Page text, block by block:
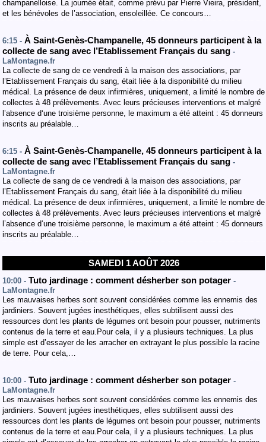
champanelloise. La journée était, comme prévu par Pierre Vieira, président,
et les bénévoles de l’association, ensoleillée. Ce concours…
6:15 - À Saint-Genès-Champanelle, 45 donneurs participent à la
collecte de sang avec l’Etablissement Français du sang -
LaMontagne.fr
La collecte de sang de ce vendredi à la maison des associations, par
l’Etablissement Français du sang, était liée à la disponibilité du milieu
médical. La présence de deux infirmières, uniquement, a limité le nombre de
collectes à 48 prélèvements. Avec leurs précieuses interventions et malgré
l’absence d‘une troisième personne, le maximum a été atteint : 45 donneurs
inscrits au préalable…
6:15 - À Saint-Genès-Champanelle, 45 donneurs participent à la
collecte de sang avec l’Etablissement Français du sang -
LaMontagne.fr
La collecte de sang de ce vendredi à la maison des associations, par
l’Etablissement Français du sang, était liée à la disponibilité du milieu
médical. La présence de deux infirmières, uniquement, a limité le nombre de
collectes à 48 prélèvements. Avec leurs précieuses interventions et malgré
l’absence d‘une troisième personne, le maximum a été atteint : 45 donneurs
inscrits au préalable…
SAMEDI 1 AOÛT 2026
10:00 - Tuto jardinage : comment désherber son potager -
LaMontagne.fr
Les mauvaises herbes sont souvent considérées comme les ennemis des
jardiniers. Souvent jugées inesthétiques, elles subtilisent aussi des
ressources dont les plants de légumes ont besoin pour pousser, nutriments
contenus de la terre et eau.Pour cela, il y a plusieurs techniques. La plus
simple est d’essayer de les arracher en extrayant le plus possible la racine
de terre. Pour cela,…
10:00 - Tuto jardinage : comment désherber son potager -
LaMontagne.fr
Les mauvaises herbes sont souvent considérées comme les ennemis des
jardiniers. Souvent jugées inesthétiques, elles subtilisent aussi des
ressources dont les plants de légumes ont besoin pour pousser, nutriments
contenus de la terre et eau.Pour cela, il y a plusieurs techniques. La plus